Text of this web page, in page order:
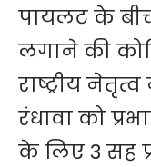
पायलट के
लगाने की
राष्ट्रीय
रंधावा को
के लिए 3 सह